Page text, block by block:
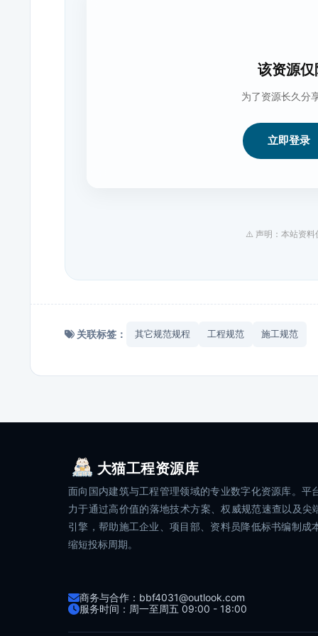
该资源
为了资源长久分
立即登录
⚠️ 声明：本站资料
关联标签： 其它规范规程 工程规范 施工规范
大猫工程资源库
面向国内建筑与工程管理领域的专业数字化资源库。平
力于通过高价值的落地技术方案、权威规范速查以及尖
引擎，帮助施工企业、项目部、资料员降低标书编制成
缩短投标周期。
商务与合作：bbf4031@outlook.com
服务时间：周一至周五 09:00 - 18:00